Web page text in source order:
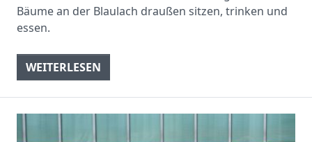
Bäume an der Blaulach draußen sitzen, trinken und
essen.
WEITERLESEN